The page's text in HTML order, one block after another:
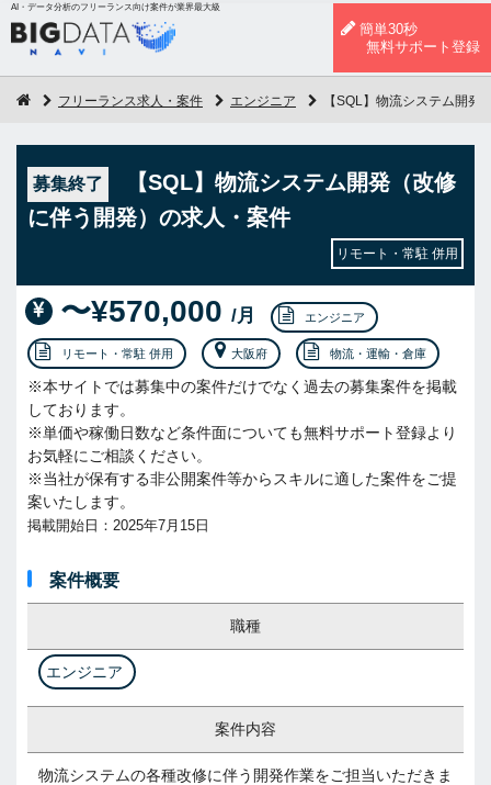
AI・データ分析のフリーランス向け案件が業界最大級
簡単30秒
無料サポート登録
フリーランス求人・案件 エンジニア 【SQL】物流システム開
募集終了
【SQL】物流システム開発（改修
に伴う開発）の求人・案件
リモート・常駐 併用
〜¥570,000 /月 エンジニア
リモート・常駐 併用 大阪府 物流・運輸・倉庫
※本サイトでは募集中の案件だけでなく過去の募集案件を掲載
しております。
※単価や稼働日数など条件面についても無料サポート登録より
お気軽にご相談ください。
※当社が保有する非公開案件等からスキルに適した案件をご提
案いたします。
掲載開始日：2025年7月15日
案件概要
職種
エンジニア
案件内容
物流システムの各種改修に伴う開発作業をご担当いただきま